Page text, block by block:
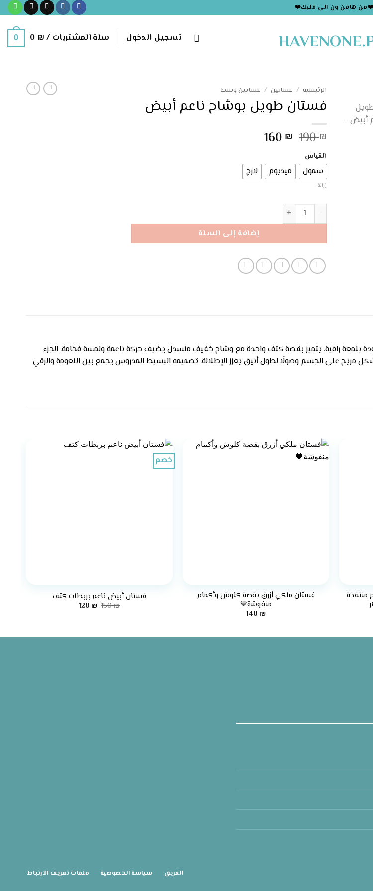
❤️من هافن ون الى قلبك❤️
تسجيل الدخول سلة المشتريات / 0 ₪
0
الرئيسية / فساتين / فساتين وسط
فستان طويل بوشاح ناعم أبيض
190₪ السعر
هو:
190 ₪.
160 ₪ السعر
هو:
160 ₪.
القياس
سمول ميديوم لارج
إزالة
كمية فستان طويل بوشاح ناعم أبيض
إضافة إلى السلة
بلمعة راقية. يتميز بقصة كتف واحدة مع وشاح خفيف منسدل يضيف حركة ناعمة ولمسة فخامة. الجزء
مريح على الجسم وصولًا لطول أنيق يعزز الإطلالة. تصميمه البسيط المدروس يجمع بين النعومة والرقي
منتفخة فستان ملكي أزرق بقصة كلوش وأكمام
منفوشة💙
140 ₪
خصم
فستان أبيض ناعم بربطات كتف
150₪ السعر
120 ₪ السعر
الفريق سياسة الخصوصية ملفات تعريف الارتباط